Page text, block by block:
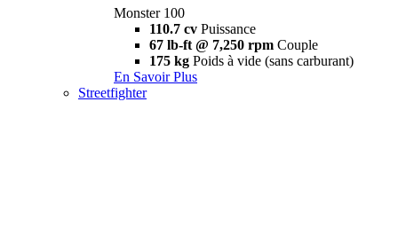
Monster 100
110.7 cv Puissance
67 lb-ft @ 7,250 rpm Couple
175 kg Poids à vide (sans carburant)
En Savoir Plus
Streetfighter